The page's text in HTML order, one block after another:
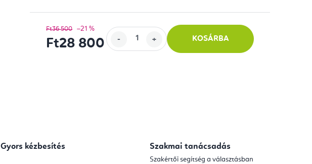
Ft36 500 –21 %
Ft28 800 KOSÁRBA
Gyors kézbesítés Szakmai tanácsadás
Szakértői segítség a választásban